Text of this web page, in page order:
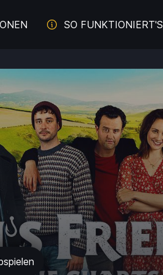
SO FUNKTIONIERT'S
Juliette Binoche - Die Zauberin
Literaturverfilmungen
Komödien mit Lachgarantie!
Das Meer
Intelligente Komödien